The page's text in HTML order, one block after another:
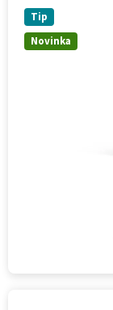
Novinka
Tip